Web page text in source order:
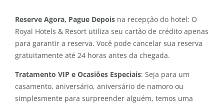
Reserve Agora, Pague Depois na recepção do hotel: O
Royal Hotels & Resort utiliza seu cartão de crédito apenas
para garantir a reserva. Você pode cancelar sua reserva
gratuitamente até 24 horas antes da chegada.
Tratamento VIP e Ocasiões Especiais: Seja para um
casamento, aniversário, aniversário de namoro ou
simplesmente para surpreender alguém, temos uma